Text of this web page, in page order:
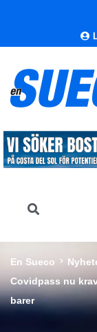
En Sueco
Covidpass nu
barer